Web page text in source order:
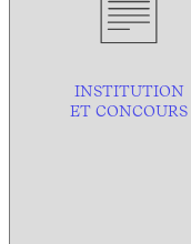
INSTITUTION
ET CONCOURS